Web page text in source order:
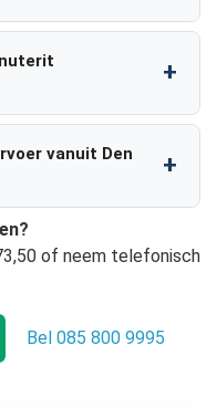
vanuit Den
of neem telefonisch
Bel 085 800 9995